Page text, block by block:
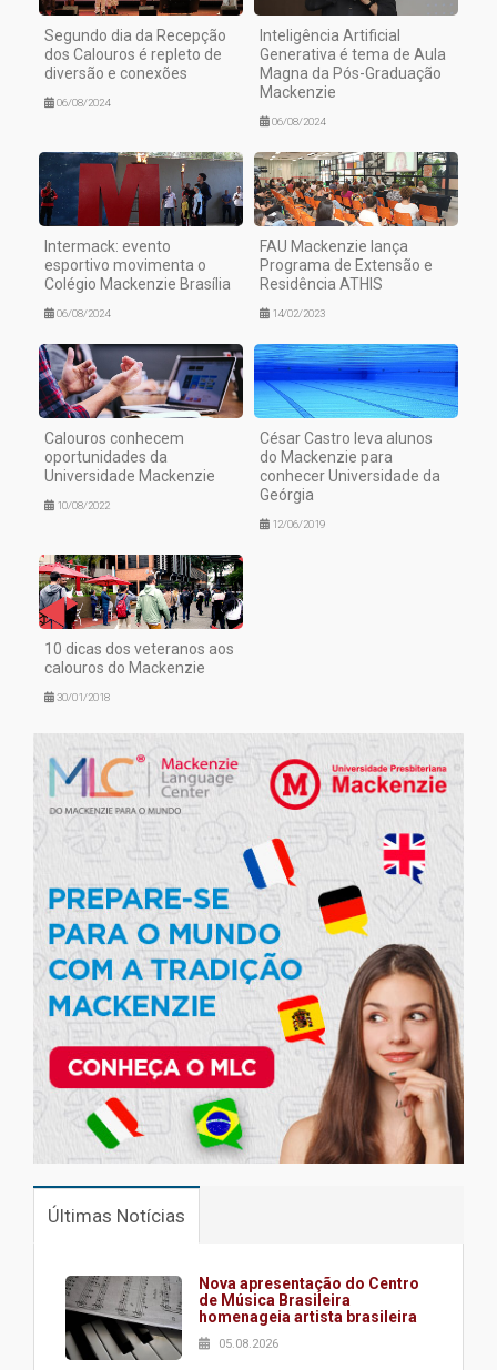
Segundo dia da Recepção
dos Calouros é repleto de
diversão e conexões
06/08/2024
Inteligência Artificial
Generativa é tema de Aula
Magna da Pós-Graduação
Mackenzie
06/08/2024
Intermack: evento
esportivo movimenta o
Colégio Mackenzie Brasília
06/08/2024
FAU Mackenzie lança
Programa de Extensão e
Residência ATHIS
14/02/2023
Calouros conhecem
oportunidades da
Universidade Mackenzie
10/08/2022
César Castro leva alunos
do Mackenzie para
conhecer Universidade da
Geórgia
12/06/2019
10 dicas dos veteranos aos
calouros do Mackenzie
30/01/2018
Últimas Notícias
Nova apresentação do Centro
de Música Brasileira
homenageia artista brasileira
05.08.2026